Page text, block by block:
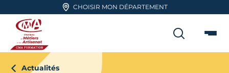
Aller en haut de pageCHOISIR MON DÉPARTEMENT
CMA FORMATION
Actualités